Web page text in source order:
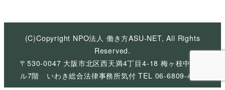
イ
(C)Copyright NPO法人 働き方ASU-NET, All Rights
Reserved.
〒530-0047 大阪市北区西天満4丁目4-18 梅ヶ枝中央ビ
ル7階 いわき総合法律事務所気付 TEL 06-6809-4926